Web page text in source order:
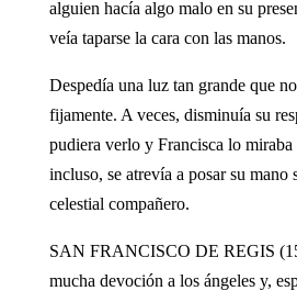
alguien hacía algo malo en su
veía taparse la cara con las manos.
Despedía una luz tan grande que
fijamente. A veces, disminuía su
pudiera verlo y Francisca lo miraba
incluso, se atrevía a posar su mano
celestial compañero.
SAN FRANCISCO DE REGIS
mucha devoción a los ángeles y,